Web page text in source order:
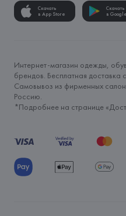
Скачать
в App Store
Скачать
в
Интернет-магазин одежды,
брендов. Бесплатная
Самовывоз из фирменных
Россию.
*Подробнее на странице «